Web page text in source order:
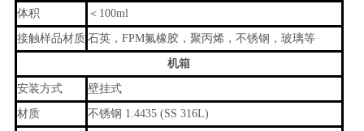
体积 ＜100ml
接触样品材质 石英，FPM氟橡胶，聚丙烯，不锈钢，玻璃等
机箱
安装方式 壁挂式
材质 不锈钢 1.4435 (SS 316L)